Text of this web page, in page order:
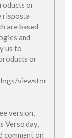
or
risposta
are based
and
us to
or
viewstor
version,
Verso day,
comment on